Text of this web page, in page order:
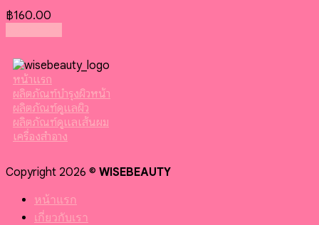
฿160.00
หน้าแรก
ผลิตภัณฑ์บำรุงผิวหน้า
ผลิตภัณฑ์ดูแลผิว
ผลิตภัณฑ์ดูแลเส้นผม
เครื่องสำอาง
Copyright 2026 © WISEBEAUTY
หน้าแรก
เกี่ยวกับเรา